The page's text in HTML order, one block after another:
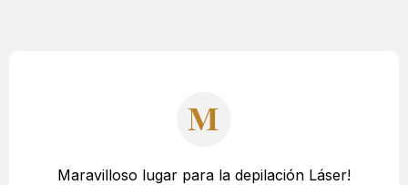
Maravilloso lugar para la depilación Láser!